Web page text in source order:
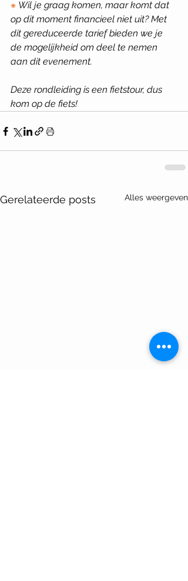
⁕ Wil je graag komen, maar komt dat
op dit moment financieel niet uit? Met
dit gereduceerde tarief bieden we je
de mogelijkheid om deel te nemen
aan dit evenement.
Deze rondleiding is een fietstour, dus
kom op de fiets!
Gerelateerde posts Alles weergeven